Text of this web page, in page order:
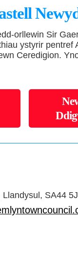
orllewin Sir
ystyrir
Ceredigion.
SA44